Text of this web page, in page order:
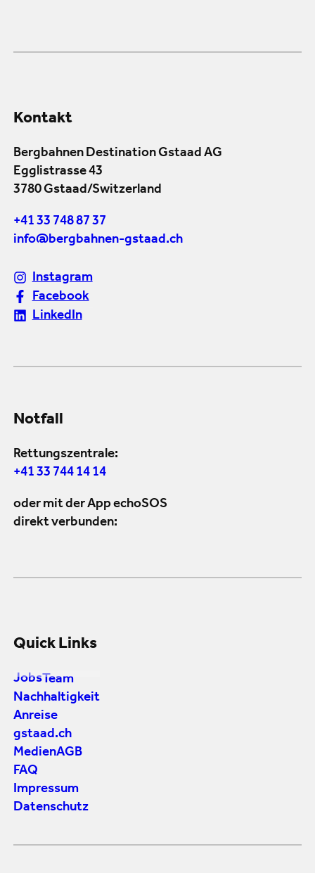
Kontakt
Bergbahnen Destination Gstaad AG
Egglistrasse 43
3780 Gstaad/Switzerland
+41 33 748 87 37
info@bergbahnen-gstaad.ch
Instagram
Facebook
LinkedIn
Notfall
Rettungszentrale:
+41 33 744 14 14
oder mit der App echoSOS
direkt verbunden:
Quick Links
Jobs Team
Nachhaltigkeit
Anreise
gstaad.ch
MedienAGB
FAQ
Impressum
Datenschutz